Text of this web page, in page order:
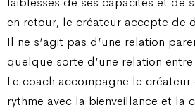
en retour, le créateur accepte de
Il ne s’agit pas d’une relation
quelque sorte d’une relation
Le coach accompagne le créateur
rythme avec la bienveillance et la